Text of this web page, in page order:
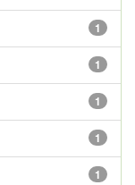
1
1
1
1
1